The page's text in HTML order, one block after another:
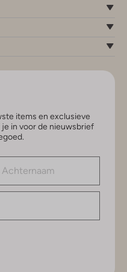
items en exclusieve
in voor de nieuwsbrief